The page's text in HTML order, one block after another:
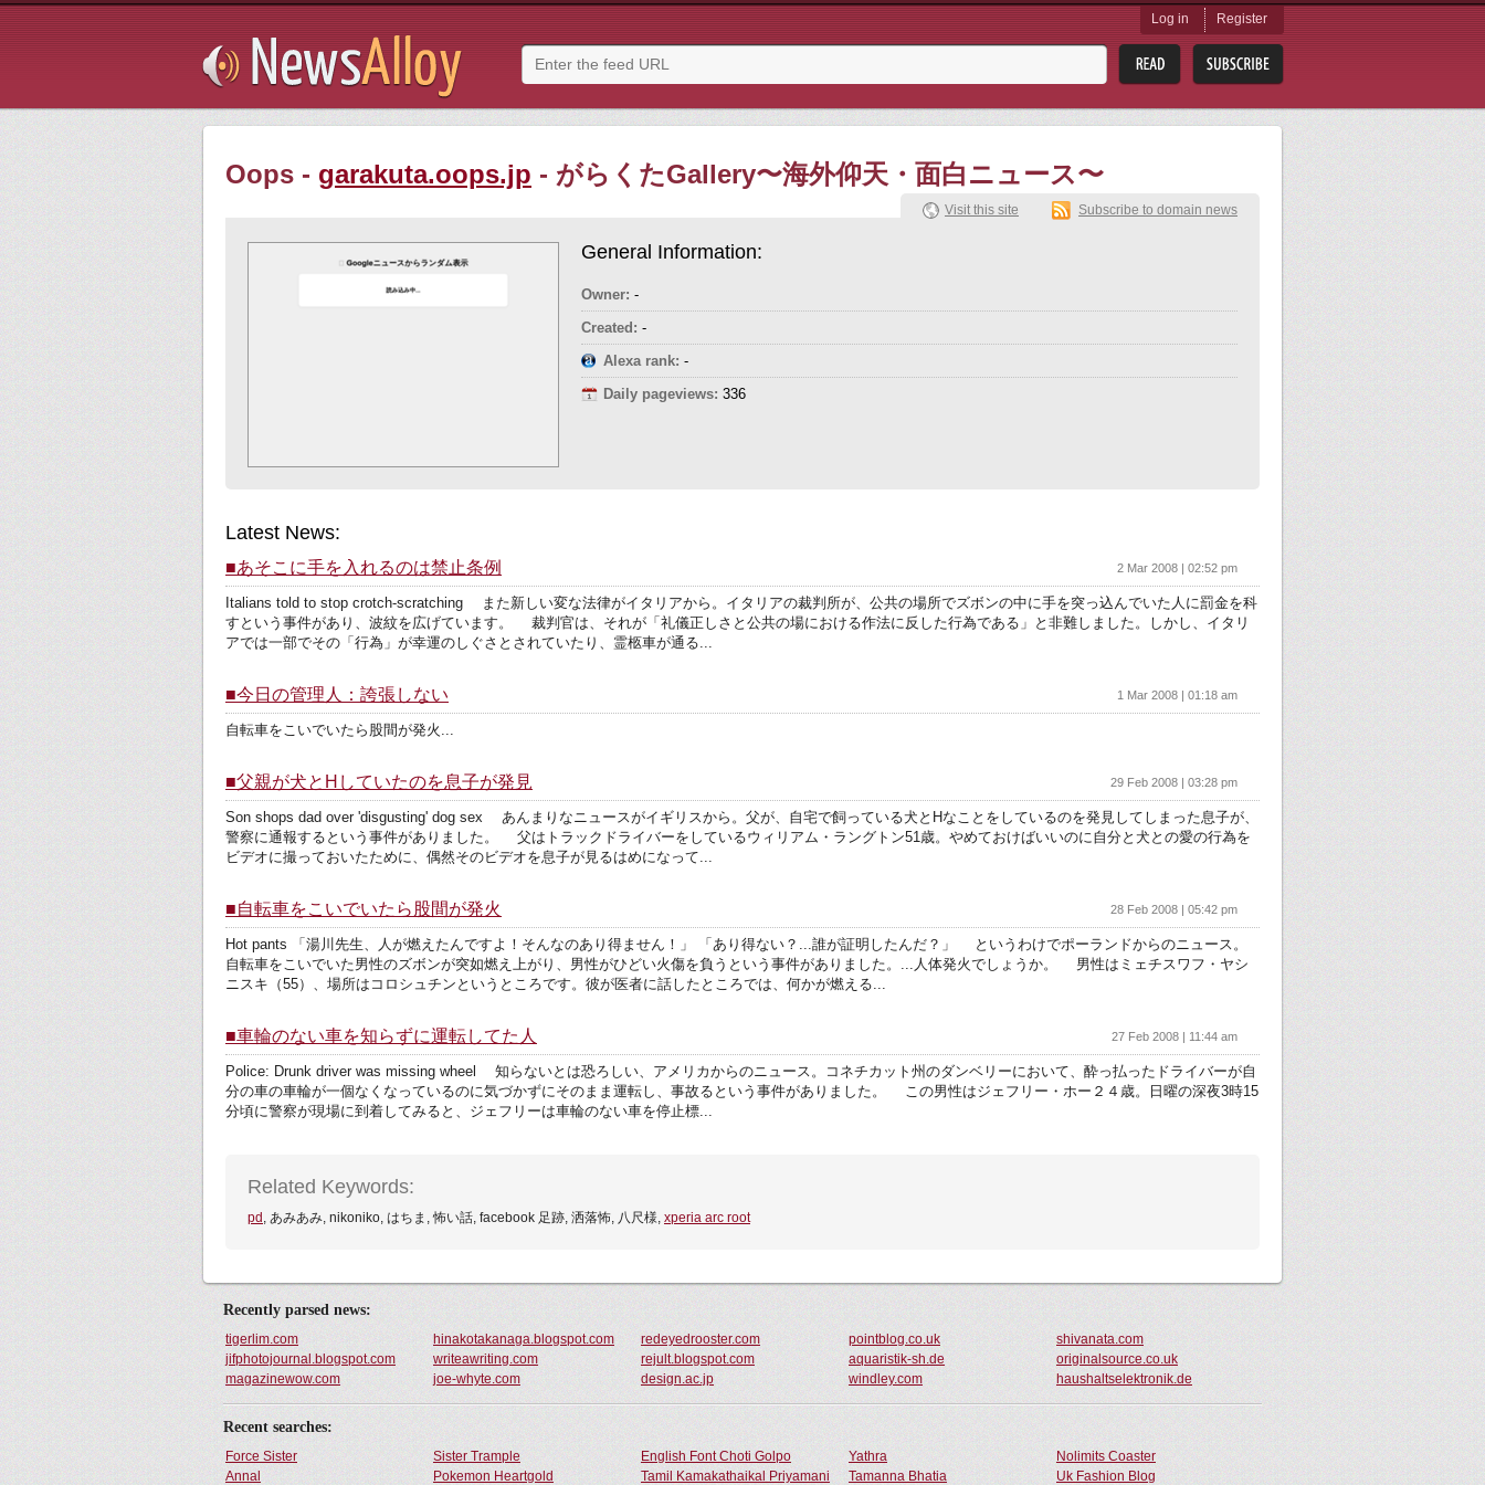
Log in Register
Oops - garakuta.oops.jp - がらくたGallery〜海外仰天・面白ニュース〜
General Information:
Owner: -
Created: -
Alexa rank: -
Daily pageviews: 336
Visit this site Subscribe to domain news
Latest News:
■あそこに手を入れるのは禁止条例 2 Mar 2008 | 02:52 pm
Italians told to stop crotch-scratching また新しい変な法律がイタリアから。イタリアの裁判所が、公共の場所でズボンの中に手を突っ込んでいた人に罰金を科
すという事件があり、波紋を広げています。 裁判官は、それが「礼儀正しさと公共の場における作法に反した行為である」と非難しました。しかし、イタリ
アでは一部でその「行為」が幸運のしぐさとされていたり、霊柩車が通る...
■今日の管理人：誇張しない 1 Mar 2008 | 01:18 am
自転車をこいでいたら股間が発火...
■父親が犬とHしていたのを息子が発見 29 Feb 2008 | 03:28 pm
Son shops dad over 'disgusting' dog sex あんまりなニュースがイギリスから。父が、自宅で飼っている犬とHなことをしているのを発見してしまった息子が、
警察に通報するという事件がありました。 父はトラックドライバーをしているウィリアム・ラングトン51歳。やめておけばいいのに自分と犬との愛の行為を
ビデオに撮っておいたために、偶然そのビデオを息子が見るはめになって...
■自転車をこいでいたら股間が発火 28 Feb 2008 | 05:42 pm
Hot pants 「湯川先生、人が燃えたんですよ！そんなのあり得ません！」 「あり得ない？...誰が証明したんだ？」 というわけでポーランドからのニュース。
自転車をこいでいた男性のズボンが突如燃え上がり、男性がひどい火傷を負うという事件がありました。...人体発火でしょうか。 男性はミェチスワフ・ヤシ
ニスキ（55）、場所はコロシュチンというところです。彼が医者に話したところでは、何かが燃える...
■車輪のない車を知らずに運転してた人 27 Feb 2008 | 11:44 am
Police: Drunk driver was missing wheel 知らないとは恐ろしい、アメリカからのニュース。コネチカット州のダンベリーにおいて、酔っ払ったドライバーが自
分の車の車輪が一個なくなっているのに気づかずにそのまま運転し、事故るという事件がありました。 この男性はジェフリー・ホー２４歳。日曜の深夜3時15
分頃に警察が現場に到着してみると、ジェフリーは車輪のない車を停止標...
Related Keywords:
pd , あみあみ, nikoniko, はちま, 怖い話, facebook 足跡, 洒落怖, 八尺様, xperia arc root
Recently parsed news:
tigerlim.com hinakotakanaga.blogspot.com redeyedrooster.com pointblog.co.uk
shivanata.com
jifphotojournal.blogspot.com
writeawriting.com rejult.blogspot.com aquaristik-sh.de
originalsource.co.uk
magazinewow.com
joe-whyte.com design.ac.jp windley.com haushaltselektronik.de
Recent searches:
Force Sister Sister Trample English Font Choti Golpo Yathra
Nolimits Coaster
Annal
Pokemon Heartgold Tamil Kamakathaikal Priyamani Tamanna Bhatia Uk Fashion Blog